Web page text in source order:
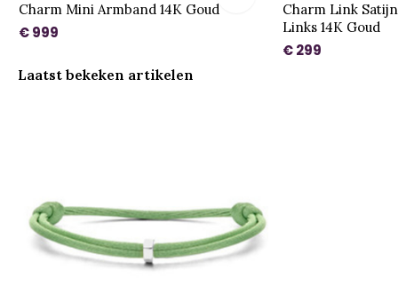
Charm Mini Armband 14K Goud
€ 999
Charm Link
Links 14K Goud
€ 299
Laatst bekeken artikelen